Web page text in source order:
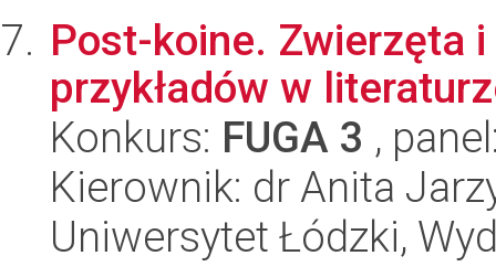
Post-koine. Zwierzęta
przykładów w
Konkurs: FUGA 3 ,
Kierownik: dr Anita
Uniwersytet Łódzki,